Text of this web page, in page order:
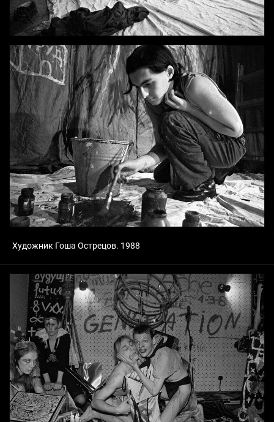
Художник Гоша Острецов. 1988